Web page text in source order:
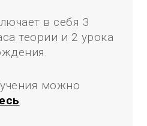
в себя 3
теории и 2 урока
можно
.